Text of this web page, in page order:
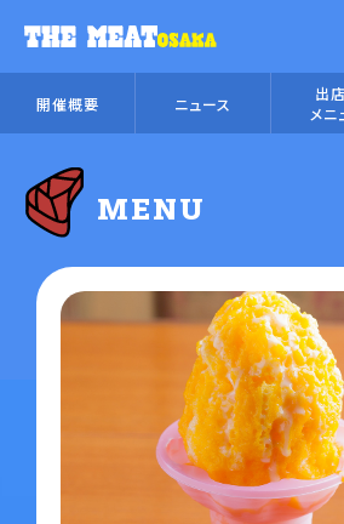
開催概要 ニュース
出
メニ
MENU